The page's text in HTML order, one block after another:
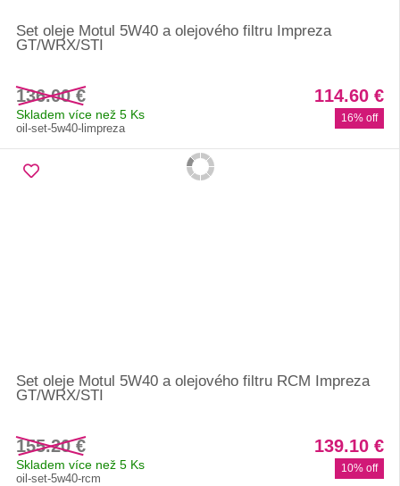
Set oleje Motul 5W40 a olejového filtru Impreza
GT/WRX/STI
136.00 € 114.60 €
16% off
Skladem více než 5 Ks
oil-set-5w40-limpreza
Set oleje Motul 5W40 a olejového filtru RCM Impreza
GT/WRX/STI
155.20 € 139.10 €
10% off
Skladem více než 5 Ks
oil-set-5w40-rcm